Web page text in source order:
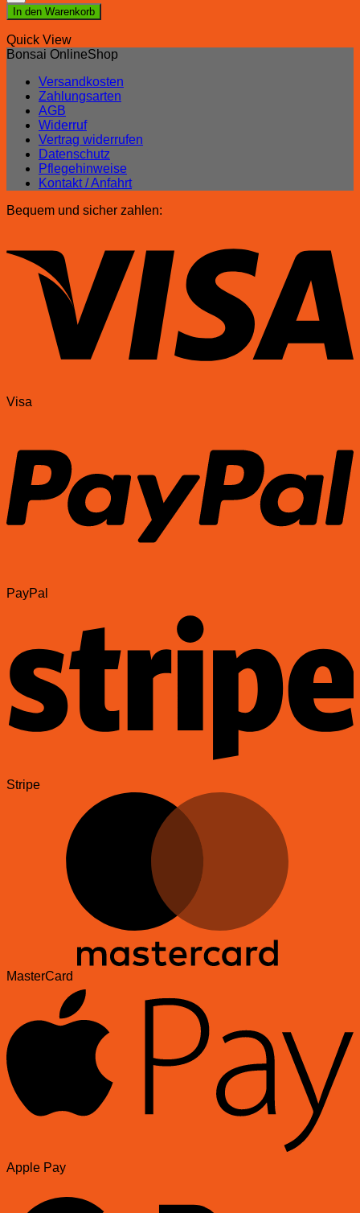
In den Warenkorb
Quick View
Bonsai OnlineShop
Versandkosten
Zahlungsarten
AGB
Widerruf
Vertrag widerrufen
Datenschutz
Pflegehinweise
Kontakt / Anfahrt
Bequem und sicher zahlen:
Visa
PayPal
Stripe
MasterCard
Apple Pay